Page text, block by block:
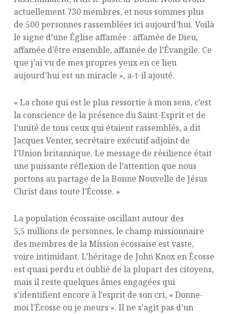
actuellement 730 membres, et nous sommes plus
de 500 personnes rassemblées ici aujourd’hui. Voilà
le signe d’une Église affamée : affamée de Dieu,
affamée d’être ensemble, affamée de l’Évangile. Ce
que j’ai vu de mes propres yeux en ce lieu
aujourd’hui est un miracle », a-t-il ajouté.
« La chose qui est le plus ressortie à mon sens, c’est
la conscience de la présence du Saint-Esprit et de
l’unité de tous ceux qui étaient rassemblés, a dit
Jacques Venter, secrétaire exécutif adjoint de
l’Union britannique. Le message de résilience était
une puissante réflexion de l’attention que nous
portons au partage de la Bonne Nouvelle de Jésus
Christ dans toute l’Écosse. »
La population écossaise oscillant autour des
5,5 millions de personnes, le champ missionnaire
des membres de la Mission écossaise est vaste,
voire intimidant. L’héritage de John Knox en Écosse
est quasi perdu et oublié de la plupart des citoyens,
mais il reste quelques âmes engagées qui
s’identifient encore à l’esprit de son cri, « Donne-
moi l’Écosse ou je meurs ». Il ne s’agit pas d’un